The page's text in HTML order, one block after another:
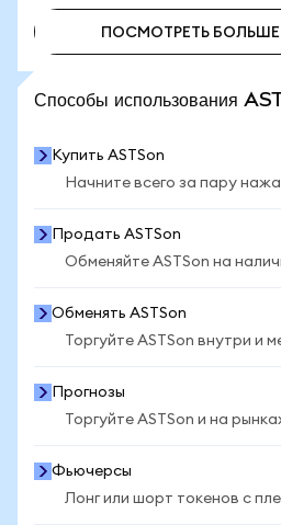
ПОСМОТРЕТЬ
Способы использования
Купить ASTSon
Начните всего за пару
Продать ASTSon
Обменяйте ASTSon на
Обменять ASTSon
Торгуйте ASTSon внутри и
Прогнозы
Торгуйте ASTSon и на
Фьючерсы
Лонг или шорт токенов с